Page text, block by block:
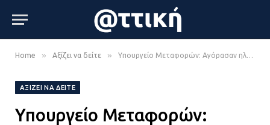
Home » Αξίζει να δείτε » Υπουργείο Μεταφορών: Αγόρασαν ηλεκτρικά λεωφορεία αλλά ξέχασαν να πάρουν φορτιστές
ΑΞΊΖΕΙ ΝΑ ΔΕΊΤΕ
Υπουργείο Μεταφορών: